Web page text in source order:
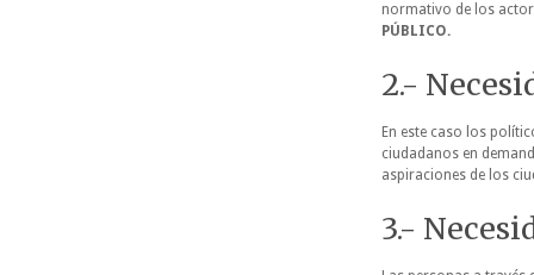
normativo de los
PÚBLICO.
2.-
En este caso los
ciudadanos en
aspiraciones de los
3.-